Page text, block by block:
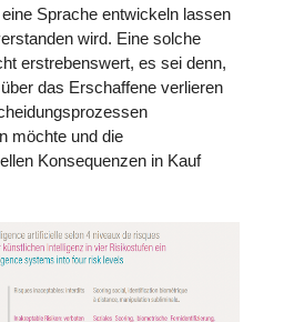
Sprache entwickeln lassen
wird. Eine solche
erstrebenswert, es sei denn,
das Erschaffene verlieren
möchte und die
Konsequenzen in Kauf